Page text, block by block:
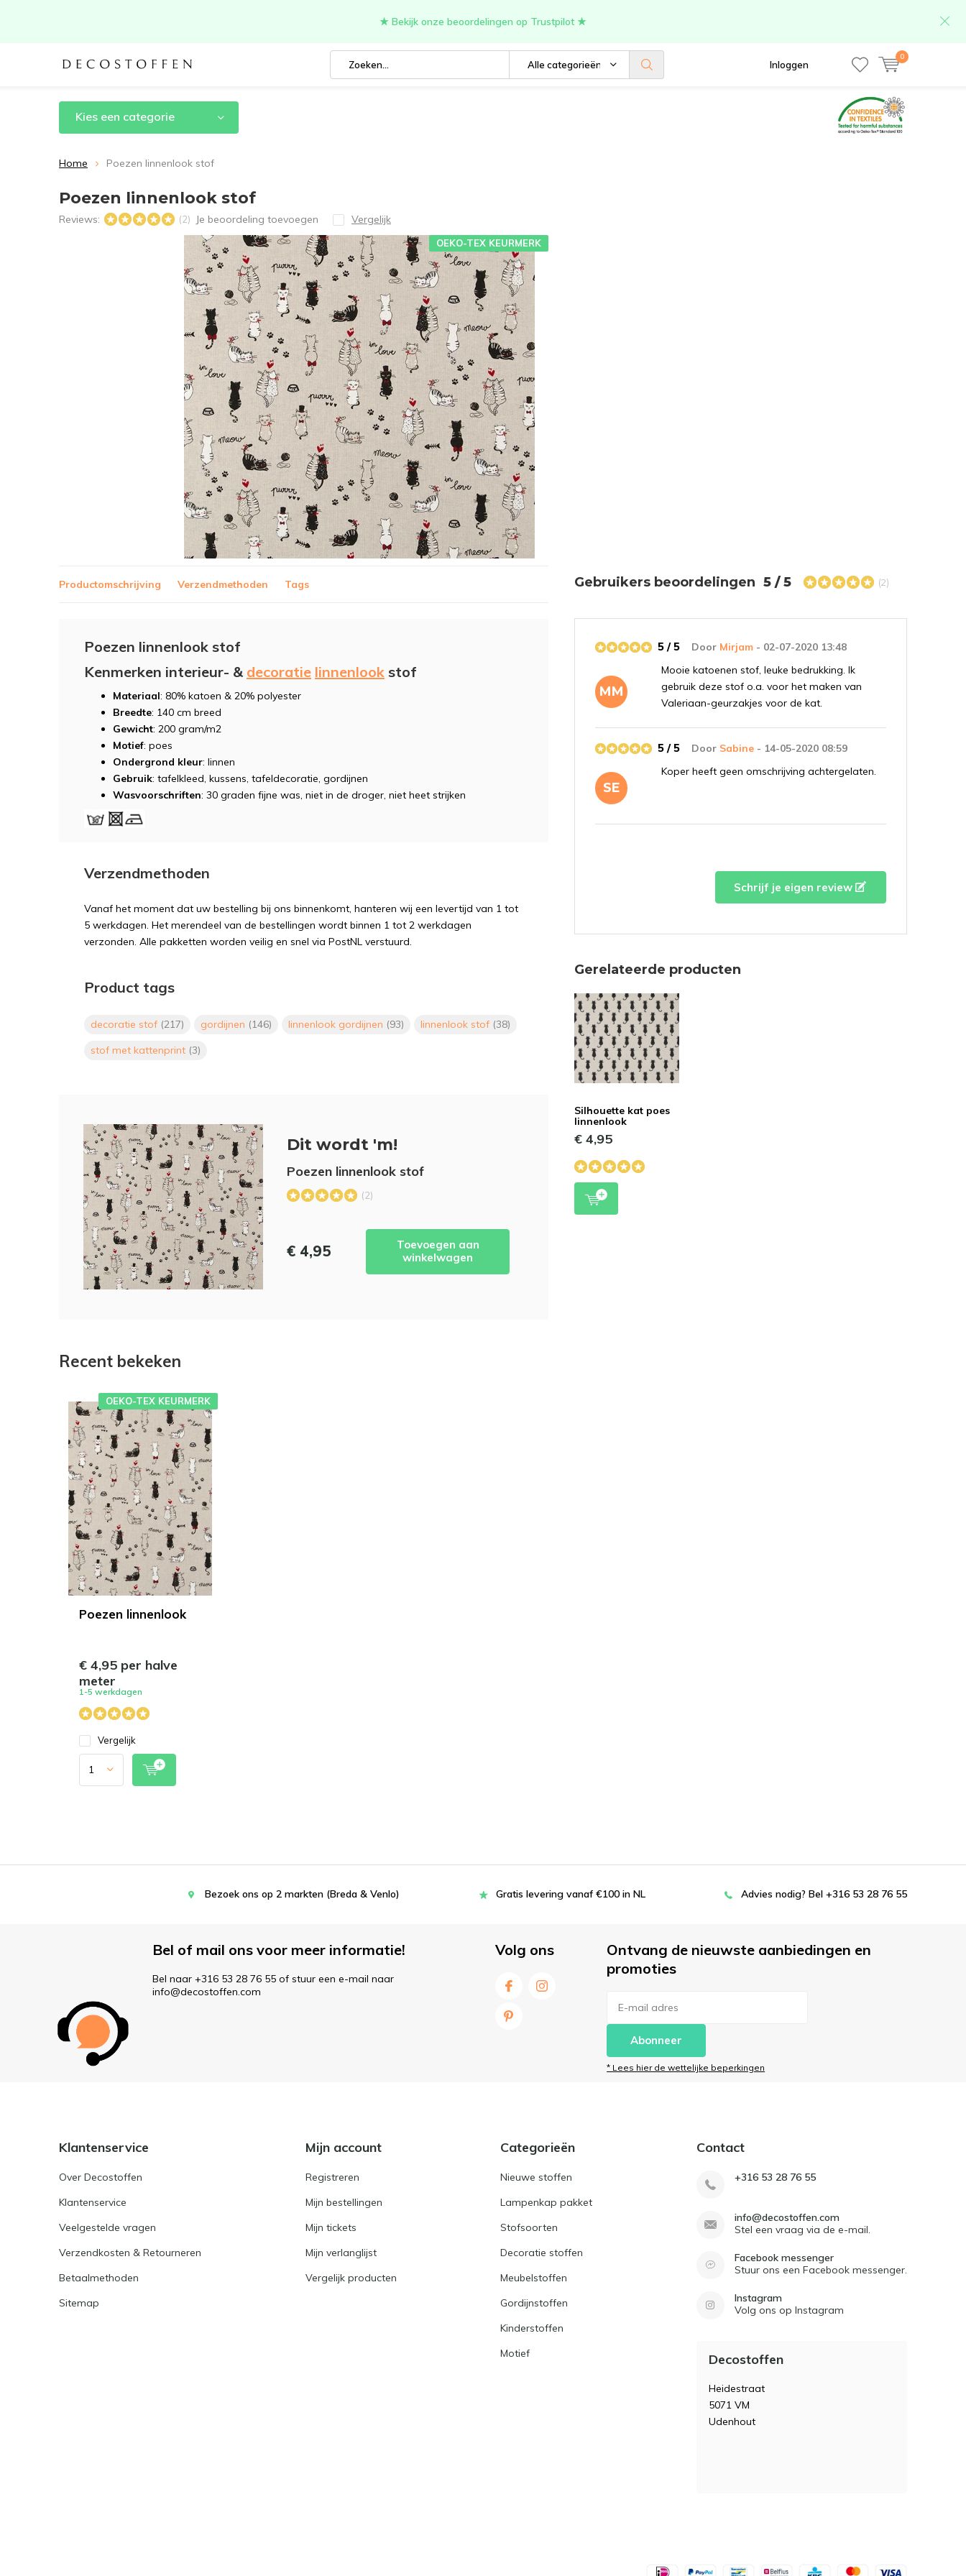
Alle categorieën Inloggen
0
★ Bekijk onze beoordelingen op Trustpilot ★
Kies een categorie
Home Poezen linnenlook stof
Poezen linnenlook stof
Reviews: (2) Je beoordeling toevoegen Vergelijk
OEKO-TEX KEURMERK
Productomschrijving Verzendmethoden Tags
Poezen linnenlook stof
Kenmerken interieur- & decoratie linnenlook stof
Materiaal: 80% katoen & 20% polyester
Breedte: 140 cm breed
Gewicht: 200 gram/m2
Motief: poes
Ondergrond kleur: linnen
Gebruik: tafelkleed, kussens, tafeldecoratie, gordijnen
Wasvoorschriften: 30 graden fijne was, niet in de droger, niet heet strijken
Verzendmethoden
Vanaf het moment dat uw bestelling bij ons binnenkomt, hanteren wij een levertijd van 1 tot
5 werkdagen. Het merendeel van de bestellingen wordt binnen 1 tot 2 werkdagen
verzonden. Alle pakketten worden veilig en snel via PostNL verstuurd.
Product tags
decoratie stof (217) gordijnen (146) linnenlook gordijnen (93) linnenlook stof (38)
stof met kattenprint (3)
Dit wordt 'm!
Poezen linnenlook stof
(2)
€ 4,95
Toevoegen aan
winkelwagen
Gebruikers beoordelingen 5 / 5 (2)
MM
Door Mirjam - 02-07-2020 13:48
5 / 5
Mooie katoenen stof, leuke bedrukking. Ik
gebruik deze stof o.a. voor het maken van
Valeriaan-geurzakjes voor de kat.
SE
Door Sabine - 14-05-2020 08:59
5 / 5
Koper heeft geen omschrijving achtergelaten.
Schrijf je eigen review
Gerelateerde producten
Silhouette kat poes
linnenlook
€ 4,95
Recent bekeken
Poezen linnenlook
OEKO-TEX KEURMERK
€ 4,95 per halve
meter
1-5 werkdagen
Vergelijk
Bezoek ons op 2 markten (Breda & Venlo) Gratis levering vanaf €100 in NL Advies nodig? Bel +316 53 28 76 55
Bel of mail ons voor meer informatie!
Bel naar +316 53 28 76 55 of stuur een e-mail naar
info@decostoffen.com
Volg ons
Ontvang de nieuwste aanbiedingen en
promoties
Abonneer
* Lees hier de wettelijke beperkingen
Klantenservice
Over Decostoffen
Klantenservice
Veelgestelde vragen
Verzendkosten & Retourneren
Betaalmethoden
Sitemap
Mijn account
Registreren
Mijn bestellingen
Mijn tickets
Mijn verlanglijst
Vergelijk producten
Categorieën
Nieuwe stoffen
Lampenkap pakket
Stofsoorten
Decoratie stoffen
Meubelstoffen
Gordijnstoffen
Kinderstoffen
Motief
Contact
+316 53 28 76 55
info@decostoffen.com
Stel een vraag via de e-mail.
Facebook messenger
Stuur ons een Facebook messenger.
Instagram
Volg ons op Instagram
Decostoffen
Heidestraat
5071 VM
Udenhout